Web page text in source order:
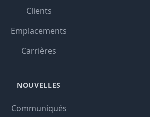
Clients
Emplacements
Carrières
NOUVELLES
Communiqués